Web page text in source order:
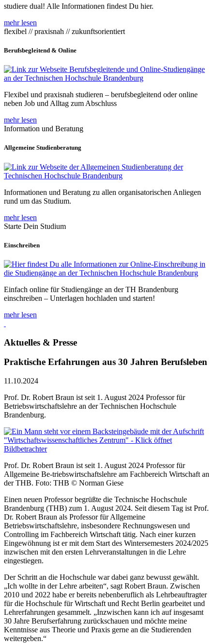
studiere dual! Alle Informationen findest Du hier.
mehr lesen
flexibel // praxisnah // zukunftsorientiert
Berufsbegleitend & Online
Flexibel und praxisnah studieren – berufsbegleitend oder online
neben Job und Alltag zum Abschluss
mehr lesen
Information und Beratung
Allgemeine Studienberatung
Informationen und Beratung zu allen organisatorischen Anliegen
rund um das Studium.
mehr lesen
Starte Dein Studium
Einschreiben
Einfach online für Studiengänge an der TH Brandenburg
einschreiben – Unterlagen hochladen und starten!
mehr lesen
Aktuelles & Presse
Praktische Erfahrungen aus 30 Jahren Berufsleben
11.10.2024
Prof. Dr. Robert Braun ist seit 1. August 2024 Professor für
Betriebswirtschaftslehre an der Technischen Hochschule
Brandenburg.
Prof. Dr. Robert Braun ist seit 1. August 2024 Professor für
Allgemeine Be-triebswirtschaftslehre am Fachbereich Wirtschaft an
der THB. Foto: THB © Norman Giese
Einen neuen Professor begrüßte die Technische Hochschule
Brandenburg (THB) zum 1. August 2024. Seit diesem Tag ist Prof.
Dr. Robert Braun als Professor für Allgemeine
Betriebswirtschaftslehre, insbesondere Rechnungswesen und
Controlling im Fachbereich Wirtschaft tätig. Nach einer kurzen
Eingewöhnung ist er mit dem Start des Wintersemesters 2024/2025
inzwischen mit den ersten Lehrveranstaltungen in die Lehre
eingestiegen.
Der Schritt an die Hochschule war dabei ganz bewusst gewählt.
„Ich wollte in der Lehre arbeiten“, sagt Robert Braun. Zwischen
2010 und 2022 habe er bereits nebenberuflich als Lehrbeauftragter
für die Hochschule für Wirtschaft und Recht Berlin gearbeitet und
Lehrerfahrungen gesammelt. „Inzwischen kann ich auf insgesamt
30 Jahre Berufserfahrung zurückschauen und möchte meine
Kenntnisse aus Theorie und Praxis gerne an die Studierenden
weitergeben.“